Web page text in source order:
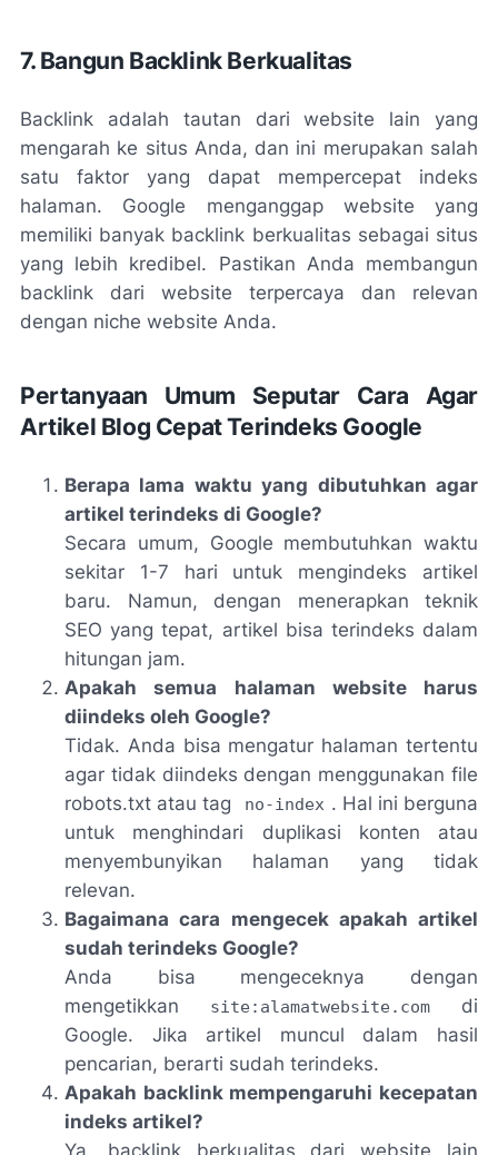
7. Bangun Backlink Berkualitas
Backlink adalah tautan dari website lain yang
mengarah ke situs Anda, dan ini merupakan salah
satu faktor yang dapat mempercepat indeks
halaman. Google menganggap website yang
memiliki banyak backlink berkualitas sebagai situs
yang lebih kredibel. Pastikan Anda membangun
backlink dari website terpercaya dan relevan
dengan niche website Anda.
Pertanyaan Umum Seputar Cara Agar
Artikel Blog Cepat Terindeks Google
Berapa lama waktu yang dibutuhkan agar
artikel terindeks di Google?
Secara umum, Google membutuhkan waktu
sekitar 1-7 hari untuk mengindeks artikel
baru. Namun, dengan menerapkan teknik
SEO yang tepat, artikel bisa terindeks dalam
hitungan jam.
Apakah semua halaman website harus
diindeks oleh Google?
Tidak. Anda bisa mengatur halaman tertentu
agar tidak diindeks dengan menggunakan file
robots.txt atau tag
no-index . Hal ini berguna
untuk menghindari duplikasi konten atau
menyembunyikan halaman yang tidak
relevan.
Bagaimana cara mengecek apakah artikel
sudah terindeks Google?
Anda bisa mengeceknya dengan
mengetikkan
site:alamatwebsite.com
di
Google. Jika artikel muncul dalam hasil
pencarian, berarti sudah terindeks.
Apakah backlink mempengaruhi kecepatan
indeks artikel?